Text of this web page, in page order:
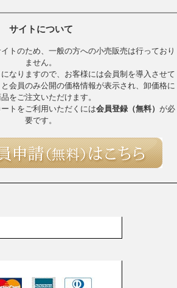
サイトについて
トのため、一般の方への小売販売は行っており
ません。
なりますので、お客様には会員制を導入させて
会員のみ公開の価格情報が表示され、卸価格に
をご注文いただけます。
トをご利用いただくには会員登録（無料） が必
要です。